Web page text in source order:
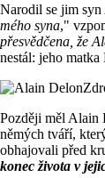
Narodil se jim
mého syna,"
přesvědčena, že
nestál: jeho
Později měl Alain
němých tváří,
obhajovali před
konec života v